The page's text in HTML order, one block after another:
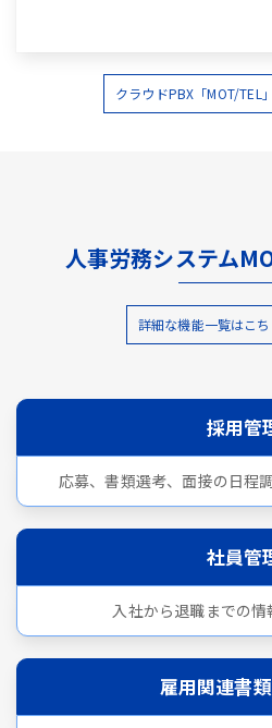
クラウドPBX「MOT/TEL
人事労務システム
詳細な機能一覧はこ
採用管
応募、書類選考、面接の日程
社員管
入社から退職までの
雇用関連書